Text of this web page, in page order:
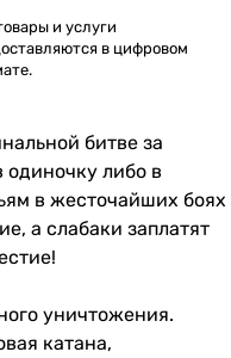
и услуги
в цифровом
битве за
либо в
в жесточайших боях
а слабаки заплатят
уничтожения.
катана,